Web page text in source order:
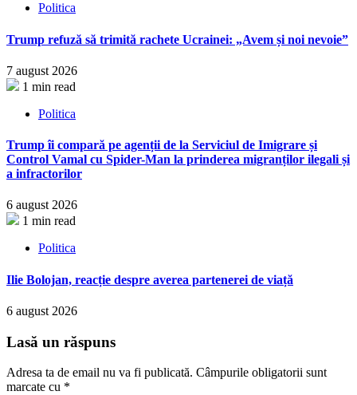
Politica
Trump refuză să trimită rachete Ucrainei: „Avem și noi nevoie”
7 august 2026
1 min read
Politica
Trump îi compară pe agenții de la Serviciul de Imigrare și
Control Vamal cu Spider-Man la prinderea migranților ilegali și
a infractorilor
6 august 2026
1 min read
Politica
Ilie Bolojan, reacție despre averea partenerei de viață
6 august 2026
Lasă un răspuns
Adresa ta de email nu va fi publicată. Câmpurile obligatorii sunt
marcate cu *